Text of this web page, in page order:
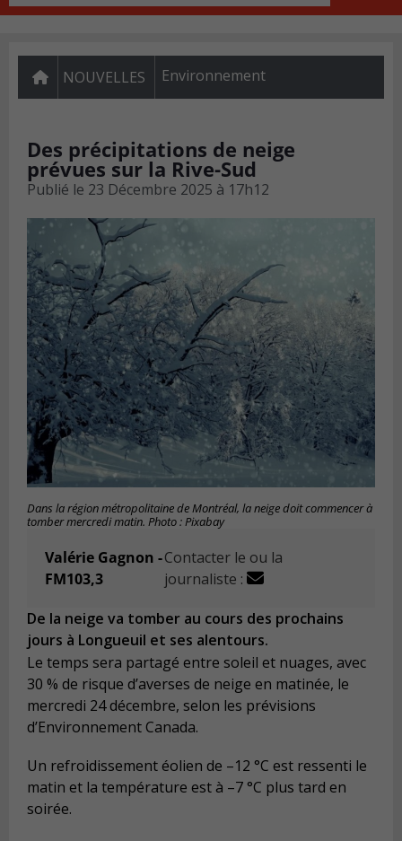
NOUVELLES Environnement
Des précipitations de neige
prévues sur la Rive-Sud
Publié le 23 Décembre 2025 à 17h12
Dans la région métropolitaine de Montréal, la neige doit commencer à
tomber mercredi matin. Photo : Pixabay
Valérie Gagnon -
FM103,3
Contacter le ou la
journaliste :
De la neige va tomber au cours des prochains
jours à Longueuil et ses alentours.
Le temps sera partagé entre soleil et nuages, avec
30 % de risque d’averses de neige en matinée, le
mercredi 24 décembre, selon les prévisions
d’Environnement Canada.
Un refroidissement éolien de –12 °C est ressenti le
matin et la température est à –7 °C plus tard en
soirée.